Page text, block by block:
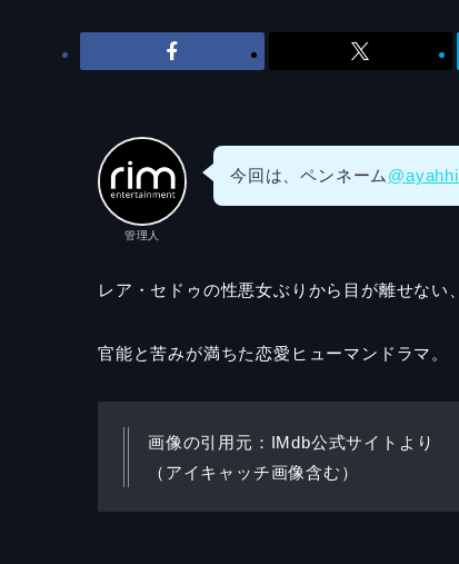
管理人
今回は、ペンネーム @ayahhi
レア・セドゥの性悪女ぶりから目が離せない、
官能と苦みが満ちた恋愛ヒューマンドラマ。
画像の引用元：IMdb公式サイトより
（アイキャッチ画像含む）